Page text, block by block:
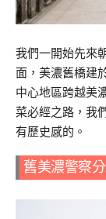
我們一開始先來
面，美濃舊橋建
中心地區跨越美
菜必經之路，我
有歷史感的。
舊美濃警察